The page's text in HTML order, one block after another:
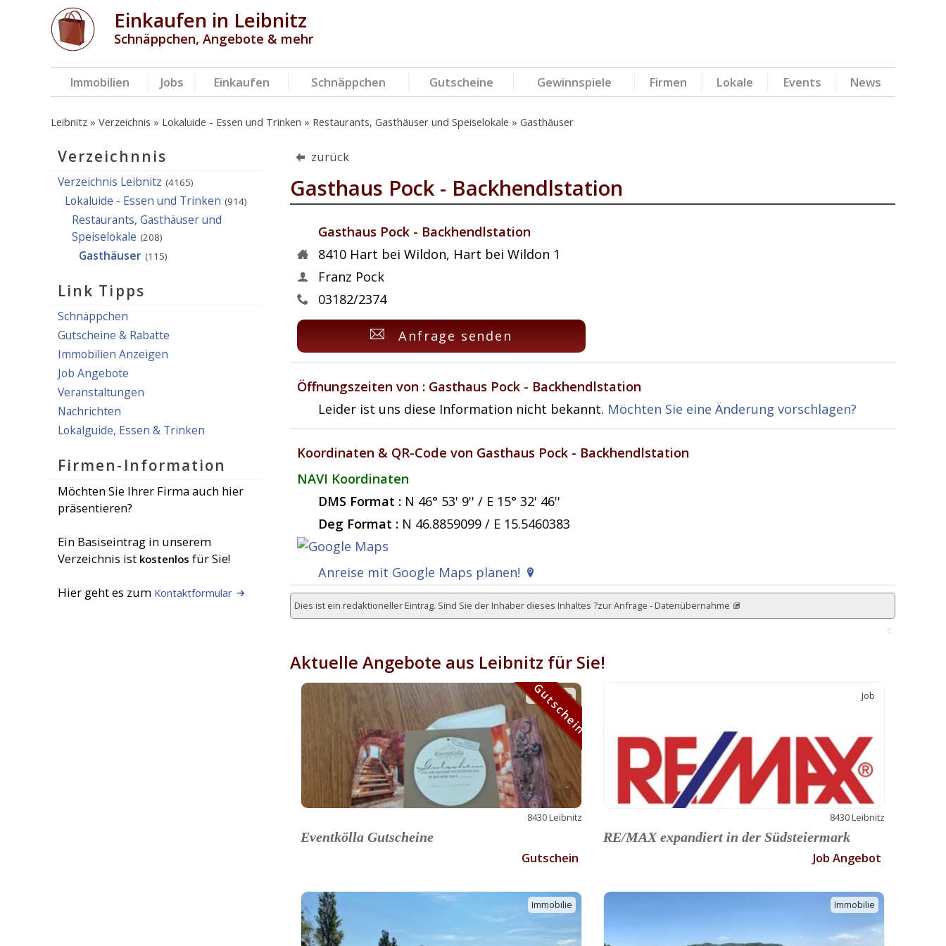
Einkaufen in Leibnitz
Schnäppchen, Angebote & mehr
Immobilien Jobs Einkaufen Schnäppchen Gutscheine Gewinnspiele Firmen Lokale Events News
Leibnitz Verzeichnis Lokaluide - Essen und Trinken Restaurants, Gasthäuser und Speiselokale Gasthäuser
zurück
Gasthaus Pock - Backhendlstation
Gasthaus Pock - Backhendlstation
8410 Hart bei Wildon, Hart bei Wildon 1
Franz Pock
03182/2374
Anfrage senden
Öffnungszeiten von : Gasthaus Pock - Backhendlstation
Leider ist uns diese Information nicht bekannt. Möchten Sie eine Änderung vorschlagen?
Koordinaten & QR-Code von Gasthaus Pock - Backhendlstation
NAVI Koordinaten
DMS Format : N 46° 53' 9'' / E 15° 32' 46''
Deg Format : N 46.8859099 / E 15.5460383
Anreise mit Google Maps planen!
Dies ist ein redaktioneller Eintrag. Sind Sie der Inhaber dieses Inhaltes ?zur Anfrage - Datenübernahme
C
Aktuelle Angebote aus Leibnitz für Sie!
Gutschein
8430 Leibnitz
Eventkölla Gutscheine
Gutschein
Gutschein
Job
8430 Leibnitz
RE/MAX expandiert in der Südsteiermark
Job Angebot
Immobilie Immobilie
Verzeichnnis
Verzeichnis Leibnitz (4165)
Lokaluide - Essen und Trinken (914)
Restaurants, Gasthäuser und
Speiselokale (208)
Gasthäuser (115)
Link Tipps
Schnäppchen
Gutscheine & Rabatte
Immobilien Anzeigen
Job Angebote
Veranstaltungen
Nachrichten
Lokalguide, Essen & Trinken
Firmen-Information
Möchten Sie Ihrer Firma auch hier
präsentieren?
Ein Basiseintrag in unserem
Verzeichnis ist kostenlos für Sie!
Hier geht es zum Kontaktformular